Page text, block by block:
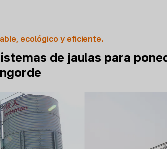
ecológico y eficiente.
de jaulas para